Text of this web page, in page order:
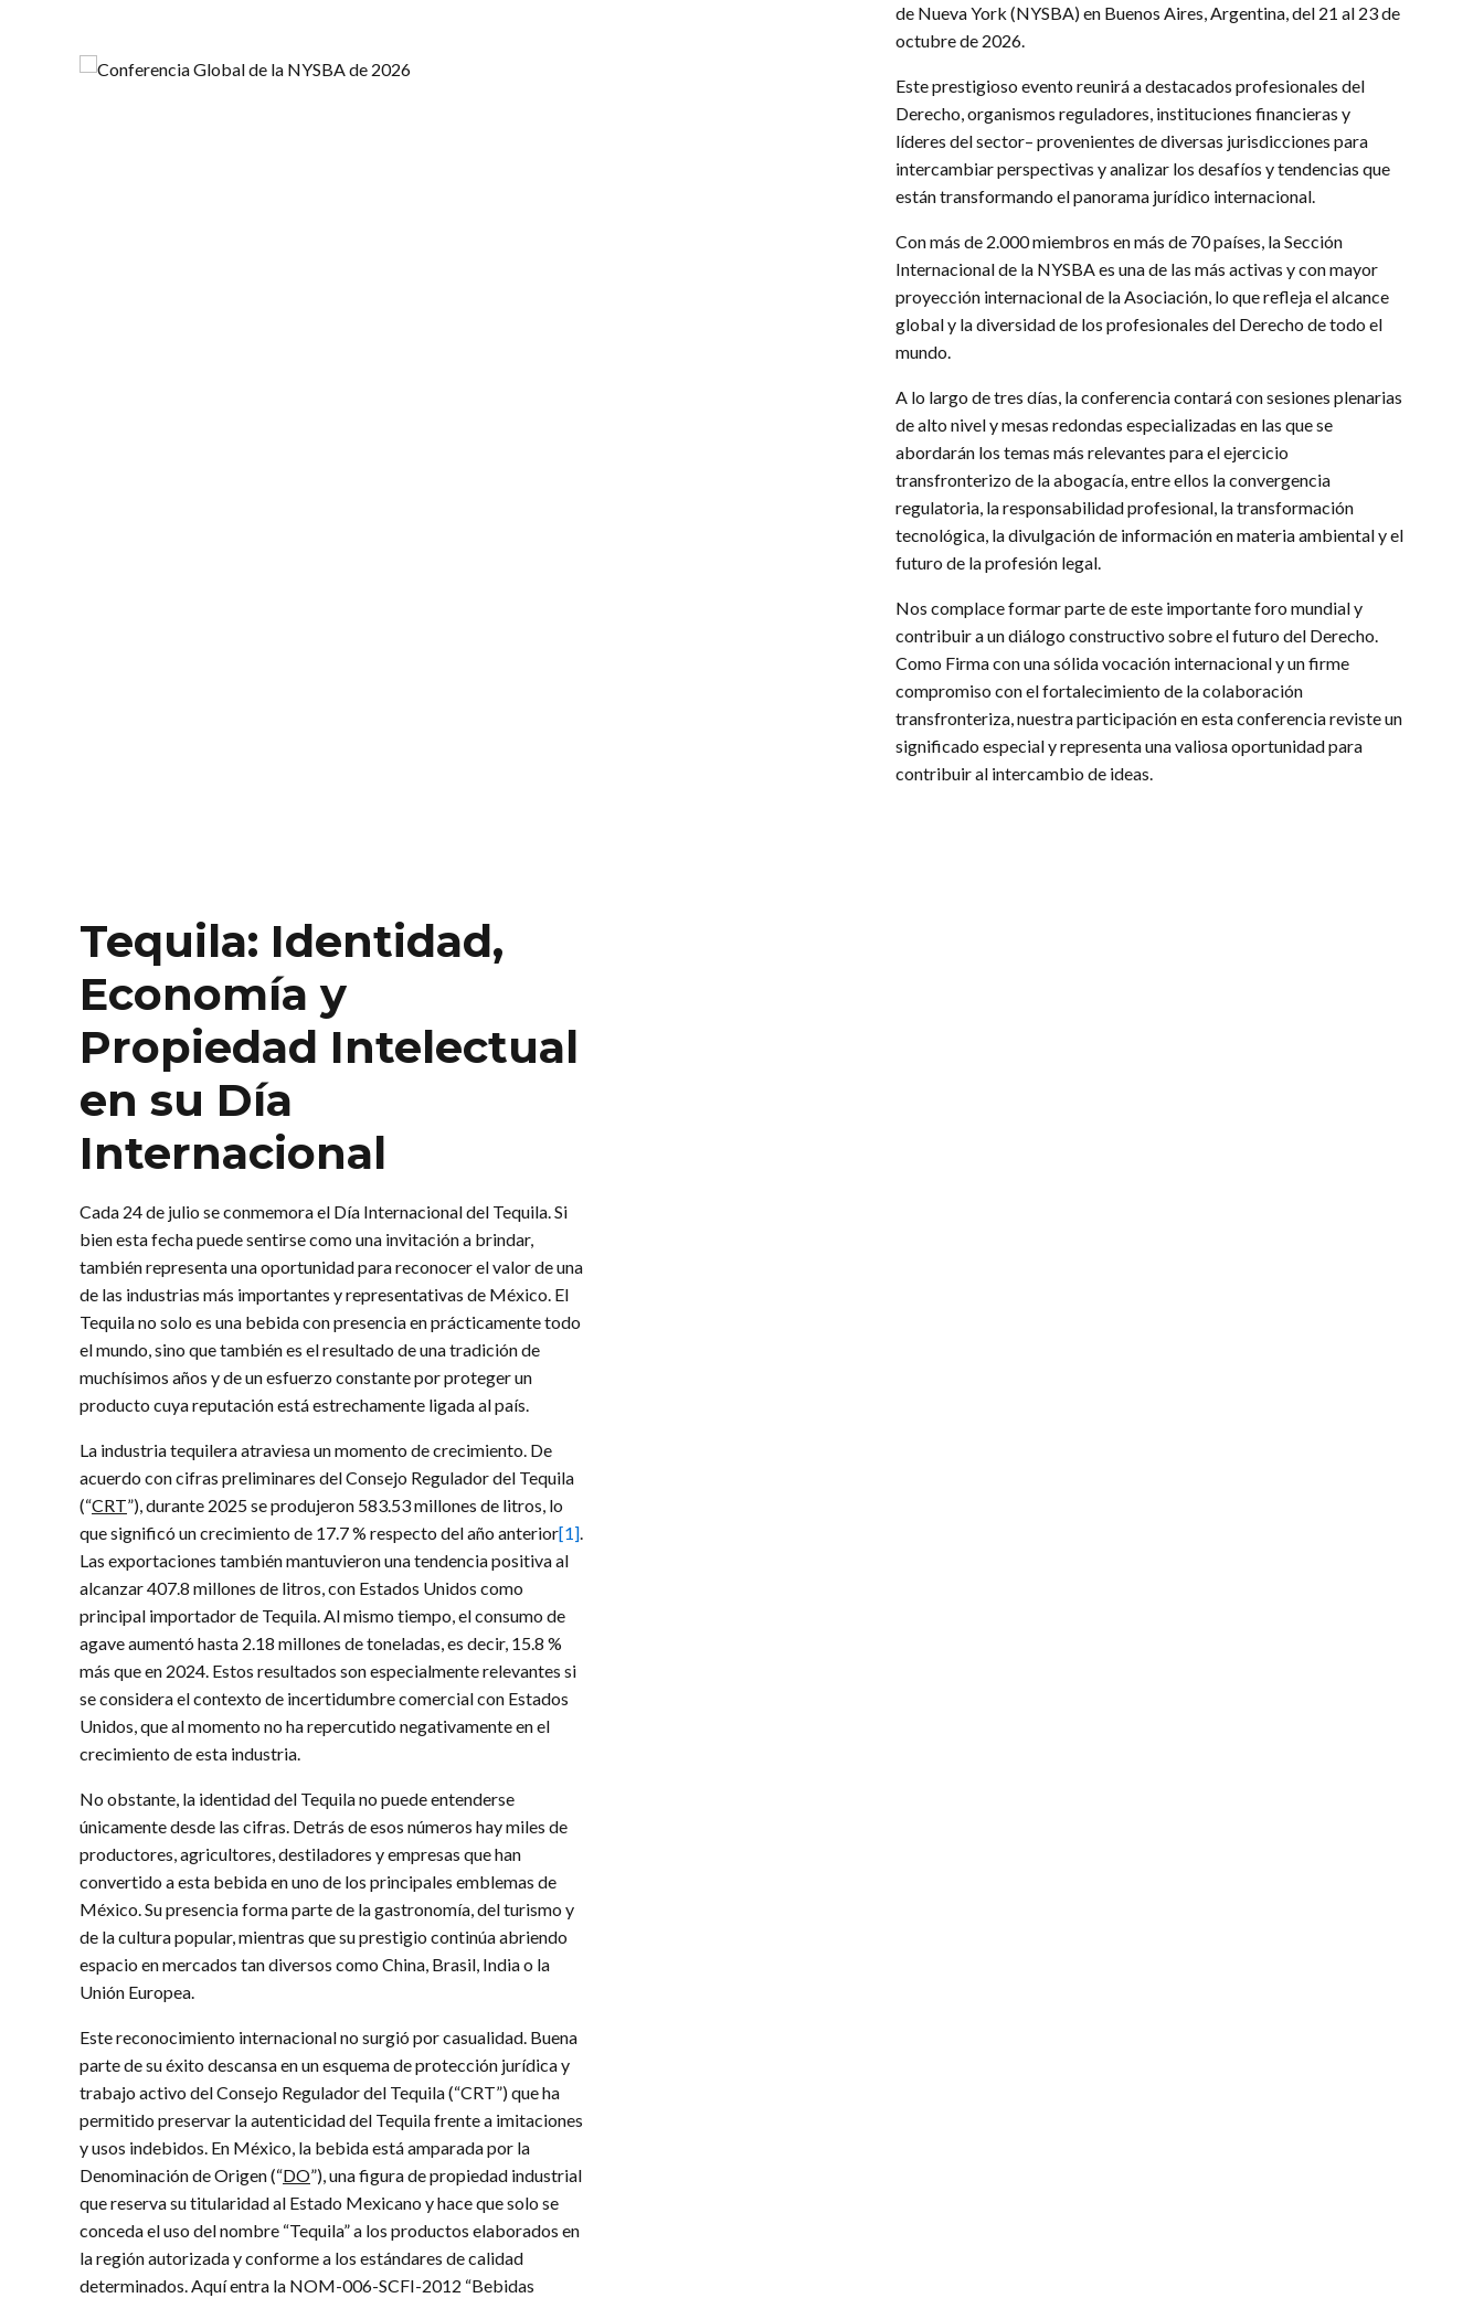
de Nueva York (NYSBA) en Buenos Aires, Argentina, del 21 al 23 de
octubre de 2026.
Este prestigioso evento reunirá a destacados profesionales del
Derecho, organismos reguladores, instituciones financieras y
líderes del sector– provenientes de diversas jurisdicciones para
intercambiar perspectivas y analizar los desafíos y tendencias que
están transformando el panorama jurídico internacional.
Con más de 2.000 miembros en más de 70 países, la Sección
Internacional de la NYSBA es una de las más activas y con mayor
proyección internacional de la Asociación, lo que refleja el alcance
global y la diversidad de los profesionales del Derecho de todo el
mundo.
A lo largo de tres días, la conferencia contará con sesiones plenarias
de alto nivel y mesas redondas especializadas en las que se
abordarán los temas más relevantes para el ejercicio
transfronterizo de la abogacía, entre ellos la convergencia
regulatoria, la responsabilidad profesional, la transformación
tecnológica, la divulgación de información en materia ambiental y el
futuro de la profesión legal.
Nos complace formar parte de este importante foro mundial y
contribuir a un diálogo constructivo sobre el futuro del Derecho.
Como Firma con una sólida vocación internacional y un firme
compromiso con el fortalecimiento de la colaboración
transfronteriza, nuestra participación en esta conferencia reviste un
significado especial y representa una valiosa oportunidad para
contribuir al intercambio de ideas.
Tequila: Identidad,
Economía y
Propiedad Intelectual
en su Día
Internacional
Cada 24 de julio se conmemora el Día Internacional del Tequila. Si
bien esta fecha puede sentirse como una invitación a brindar,
también representa una oportunidad para reconocer el valor de una
de las industrias más importantes y representativas de México. El
Tequila no solo es una bebida con presencia en prácticamente todo
el mundo, sino que también es el resultado de una tradición de
muchísimos años y de un esfuerzo constante por proteger un
producto cuya reputación está estrechamente ligada al país.
La industria tequilera atraviesa un momento de crecimiento. De
acuerdo con cifras preliminares del Consejo Regulador del Tequila
(“CRT”), durante 2025 se produjeron 583.53 millones de litros, lo
que significó un crecimiento de 17.7 % respecto del año anterior[1].
Las exportaciones también mantuvieron una tendencia positiva al
alcanzar 407.8 millones de litros, con Estados Unidos como
principal importador de Tequila. Al mismo tiempo, el consumo de
agave aumentó hasta 2.18 millones de toneladas, es decir, 15.8 %
más que en 2024. Estos resultados son especialmente relevantes si
se considera el contexto de incertidumbre comercial con Estados
Unidos, que al momento no ha repercutido negativamente en el
crecimiento de esta industria.
No obstante, la identidad del Tequila no puede entenderse
únicamente desde las cifras. Detrás de esos números hay miles de
productores, agricultores, destiladores y empresas que han
convertido a esta bebida en uno de los principales emblemas de
México. Su presencia forma parte de la gastronomía, del turismo y
de la cultura popular, mientras que su prestigio continúa abriendo
espacio en mercados tan diversos como China, Brasil, India o la
Unión Europea.
Este reconocimiento internacional no surgió por casualidad. Buena
parte de su éxito descansa en un esquema de protección jurídica y
trabajo activo del Consejo Regulador del Tequila (“CRT”) que ha
permitido preservar la autenticidad del Tequila frente a imitaciones
y usos indebidos. En México, la bebida está amparada por la
Denominación de Origen (“DO”), una figura de propiedad industrial
que reserva su titularidad al Estado Mexicano y hace que solo se
conceda el uso del nombre “Tequila” a los productos elaborados en
la región autorizada y conforme a los estándares de calidad
determinados. Aquí entra la NOM-006-SCFI-2012 “Bebidas